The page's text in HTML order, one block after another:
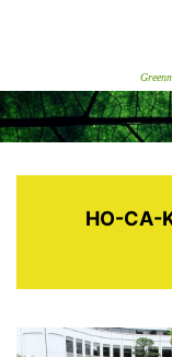
HO-CA-